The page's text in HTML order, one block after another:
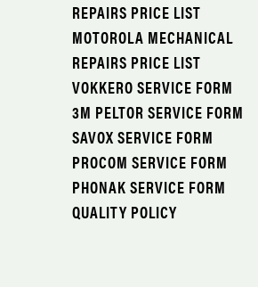
REPAIRS PRICE LIST
MOTOROLA MECHANICAL
REPAIRS PRICE LIST
VOKKERO SERVICE FORM
3M PELTOR SERVICE FORM
SAVOX SERVICE FORM
PROCOM SERVICE FORM
PHONAK SERVICE FORM
QUALITY POLICY